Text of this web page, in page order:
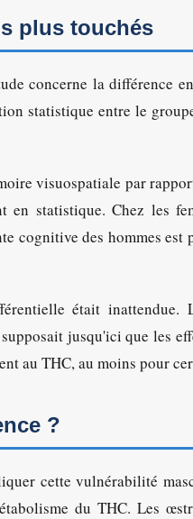
plus touchés
concerne la différence
statistique entre le
visuospatiale par
en statistique. Chez les
cognitive des hommes
était inattendue.
jusqu'ici que les
au THC, au moins pour
?
cette vulnérabilité
du THC. Les